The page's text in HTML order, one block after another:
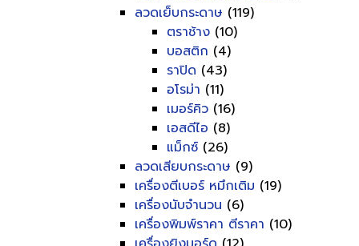
ลวดเย็บกระดาษ (119)
ตราช้าง (10)
บอสติก (4)
ราปิด (43)
อโรม่า (11)
เมอร์คิว (16)
เอสดีไอ (8)
แม็กซ์ (26)
ลวดเสียบกระดาษ (9)
เครื่องตีเบอร์ หมึกเติม (19)
เครื่องนับจำนวน (6)
เครื่องพิมพ์ราคา ตีราคา (10)